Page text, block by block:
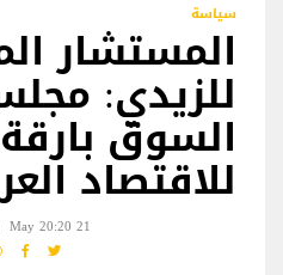
سياسة
المستشار
للزيدي:
السوق
للاقتصاد
21 May 20:20